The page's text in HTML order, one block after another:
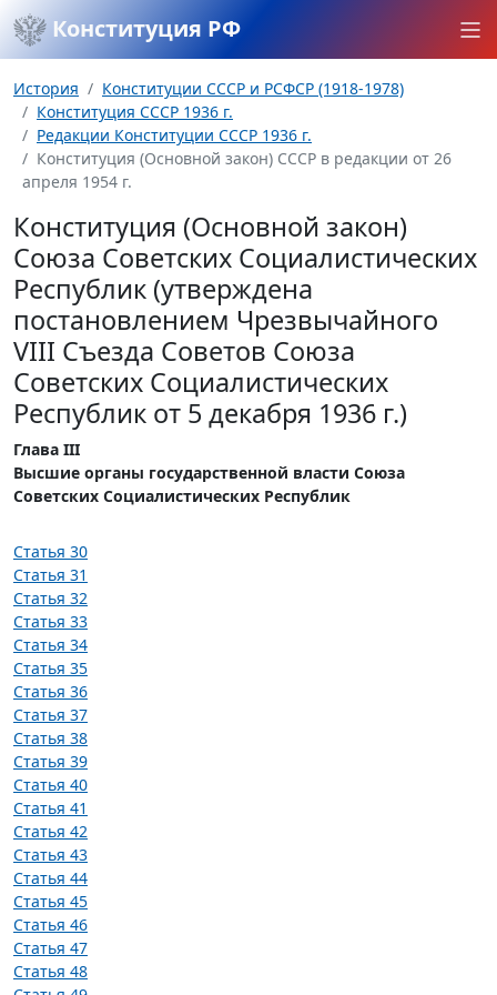
Конституция РФ
История
Конституции СССР и РСФСР (1918-1978)
Конституция СССР 1936 г.
Редакции Конституции СССР 1936 г.
Конституция (Основной закон) СССР в редакции от 26
апреля 1954 г.
Конституция (Основной закон)
Союза Советских Социалистических
Республик (утверждена
постановлением Чрезвычайного
VIII Съезда Советов Союза
Советских Социалистических
Республик от 5 декабря 1936 г.)
Глава III
Высшие органы государственной власти Союза
Советских Социалистических Республик
Статья 30
Статья 31
Статья 32
Статья 33
Статья 34
Статья 35
Статья 36
Статья 37
Статья 38
Статья 39
Статья 40
Статья 41
Статья 42
Статья 43
Статья 44
Статья 45
Статья 46
Статья 47
Статья 48